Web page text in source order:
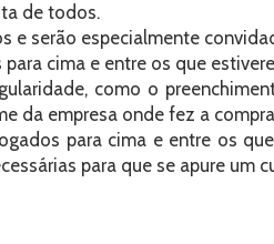
de todos.
e serão especialmente
cima e entre os que
como o
da empresa onde fez a
para cima e entre os
para que se apure um